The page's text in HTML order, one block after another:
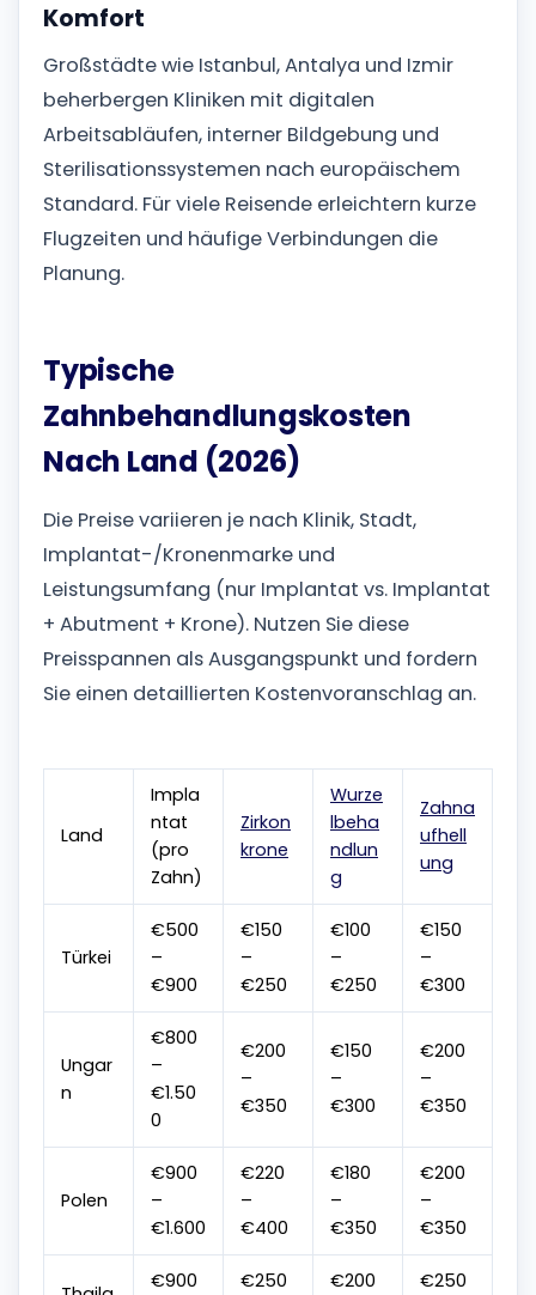
Komfort
Großstädte wie Istanbul, Antalya und Izmir
beherbergen Kliniken mit digitalen
Arbeitsabläufen, interner Bildgebung und
Sterilisationssystemen nach europäischem
Standard. Für viele Reisende erleichtern kurze
Flugzeiten und häufige Verbindungen die
Planung.
Typische
Zahnbehandlungskosten
Nach Land (2026)
Die Preise variieren je nach Klinik, Stadt,
Implantat-/Kronenmarke und
Leistungsumfang (nur Implantat vs. Implantat
+ Abutment + Krone). Nutzen Sie diese
Preisspannen als Ausgangspunkt und fordern
Sie einen detaillierten Kostenvoranschlag an.
Land
Impla
ntat
(pro
Zahn)
Zirkon
krone
Wurze
lbeha
ndlun
g
Zahna
ufhell
ung
Türkei
€500
–
€900
€150
–
€250
€100
–
€250
€150
–
€300
Ungar
n
€800
–
€1.50
0
€200
–
€350
€150
–
€300
€200
–
€350
Polen
€900
–
€1.600
€220
–
€400
€180
–
€350
€200
–
€350
€900 €250 €200 €250